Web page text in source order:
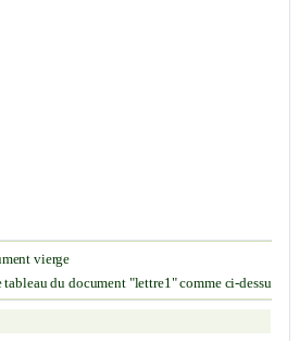
vierge
du document "lettre1" comme ci-dessus